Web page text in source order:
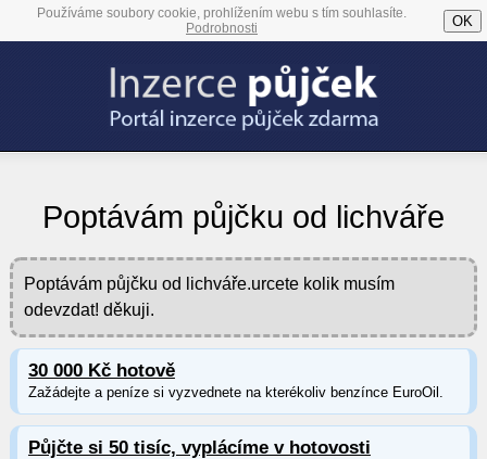
Používáme soubory cookie, prohlížením webu s tím souhlasíte.
Podrobnosti
OK
Poptávám půjčku od lichváře
Poptávám půjčku od lichváře.urcete kolik musím
odevzdat! děkuji.
30 000 Kč hotově
Zažádejte a peníze si vyzvednete na kterékoliv benzínce EuroOil.
Půjčte si 50 tisíc, vyplácíme v hotovosti